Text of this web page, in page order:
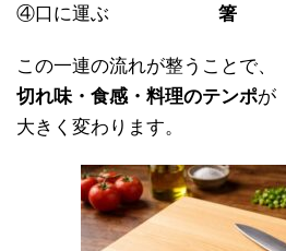
④口に運ぶ 箸
この一連の流れが整うことで、
切れ味・食感・料理のテンポが
大きく変わります。